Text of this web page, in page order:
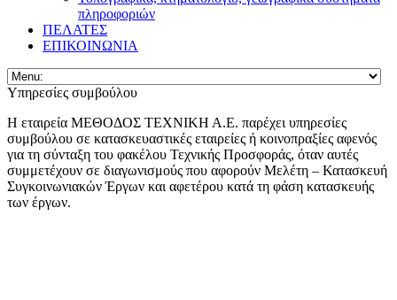
πληροφοριών
ΠΕΛΑΤΕΣ
ΕΠΙΚΟΙΝΩΝΙΑ
Υπηρεσίες συμβούλου
Η εταιρεία ΜΕΘΟΔΟΣ ΤΕΧΝΙΚΗ Α.Ε. παρέχει υπηρεσίες
συμβούλου σε κατασκευαστικές εταιρείες ή κοινοπραξίες αφενός
για τη σύνταξη του φακέλου Τεχνικής Προσφοράς, όταν αυτές
συμμετέχουν σε διαγωνισμούς που αφορούν Μελέτη – Κατασκευή
Συγκοινωνιακών Έργων και αφετέρου κατά τη φάση κατασκευής
των έργων.